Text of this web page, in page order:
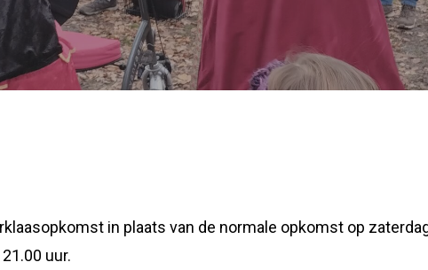
in plaats van de normale opkomst op
uur.